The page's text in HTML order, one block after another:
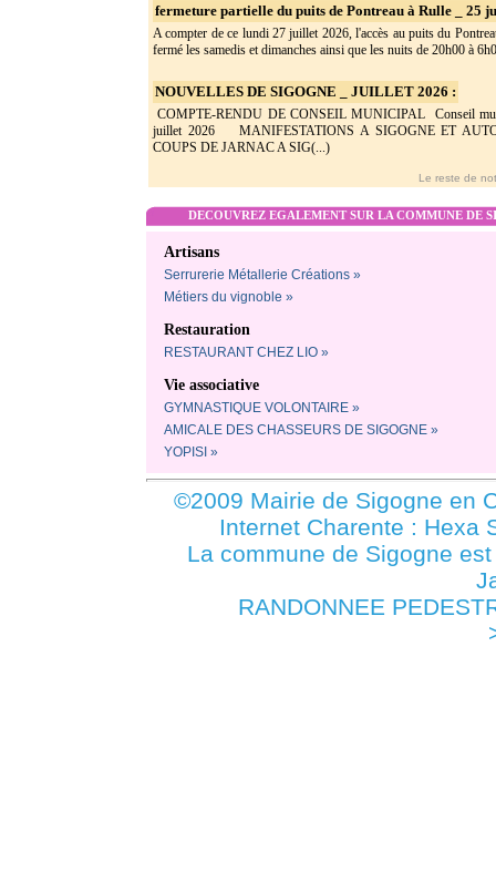
fermeture partielle du puits de Pontreau à Rulle _ 25
A compter de ce lundi 27 juillet 2026, l'accès au puits du
fermé les samedis et dimanches ainsi que les nuits de 20h00 à
NOUVELLES DE SIGOGNE _ JUILLET 2026 :
COMPTE-RENDU DE CONSEIL MUNICIPAL Conseil
juillet 2026 MANIFESTATIONS A SIGOGNE ET
COUPS DE JARNAC A SIG(...)
Le reste de
DECOUVREZ EGALEMENT SUR LA COMMUNE DE
Artisans
Serrurerie Métallerie Créations »
Métiers du vignoble »
Restauration
RESTAURANT CHEZ LIO »
Vie associative
GYMNASTIQUE VOLONTAIRE »
AMICALE DES CHASSEURS DE SIGOGNE »
YOPISI »
©2009 Mairie de Sigogne en
Internet Charente : Hexa
La commune de Sigogne
RANDONNEE